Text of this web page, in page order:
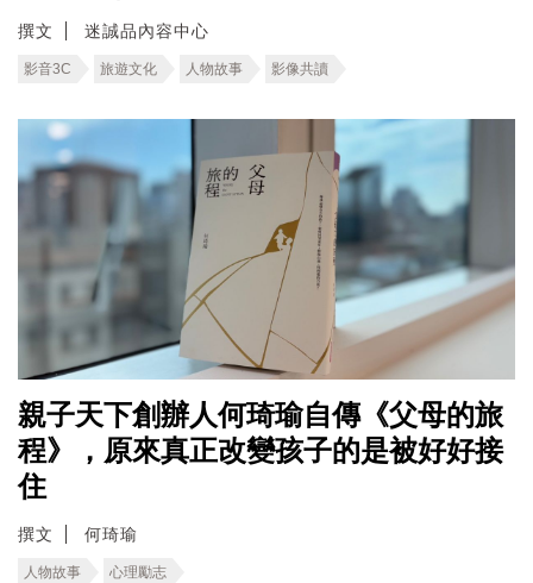
撰文 迷誠品內容中心
影音3C 旅遊文化 人物故事 影像共讀
親子天下創辦人何琦瑜自傳《父母的旅
程》，原來真正改變孩子的是被好好接
住
撰文 何琦瑜
人物故事 心理勵志